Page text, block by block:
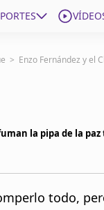
> Enzo Fernández y el
la pipa de la
todo,